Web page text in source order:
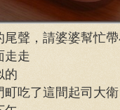
聲，請婆婆幫忙
走走
的
吃了這間起司大